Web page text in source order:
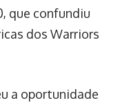
que confundiu
dos Warriors
a oportunidade